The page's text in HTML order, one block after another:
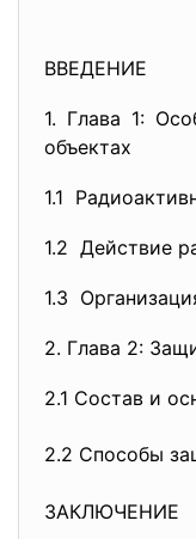
ВВЕДЕНИЕ
1. Глава 1:
объектах
1.1
1.2 Действие
1.3
2. Глава 2:
2.1 Состав и
2.2 Способы
ЗАКЛЮЧЕНИЕ